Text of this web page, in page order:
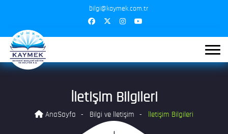
bilgi@kaymek.com.tr
İletişim Bilgileri
AnaSayfa Bilgi ve İletişim İletişim Bilgileri